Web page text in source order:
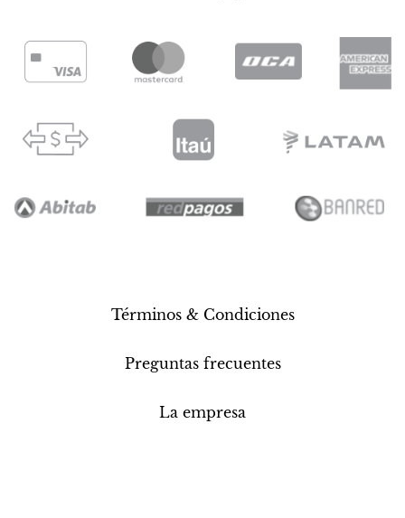
Términos & Condiciones
Preguntas frecuentes
La empresa